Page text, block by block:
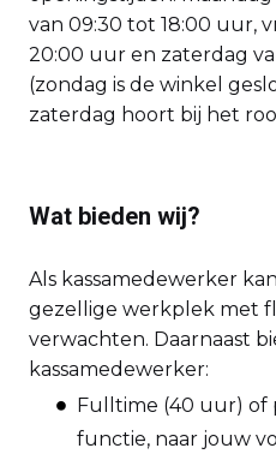
van 09:30 tot 18:00 uur,
20:00 uur en zaterdag
(zondag is de winkel
zaterdag hoort bij het
Wat bieden wij?
Als kassamedewerker
gezellige werkplek met
verwachten. Daarnaast
kassamedewerker:
Fulltime (40 uur) of
functie, naar jouw